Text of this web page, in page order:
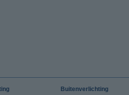
Buitenverlichting